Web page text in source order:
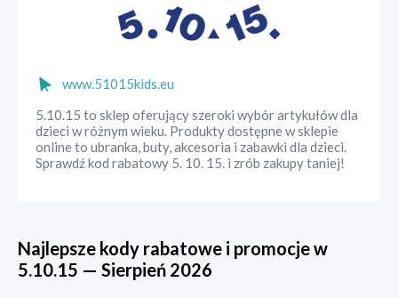
www.51015kids.eu
5.10.15 to sklep oferujący szeroki wybór artykułów dla
dzieci w różnym wieku. Produkty dostępne w sklepie
online to ubranka, buty, akcesoria i zabawki dla dzieci.
Sprawdź kod rabatowy 5. 10. 15. i zrób zakupy taniej!
Najlepsze kody rabatowe i promocje w
5.10.15 — Sierpień 2026